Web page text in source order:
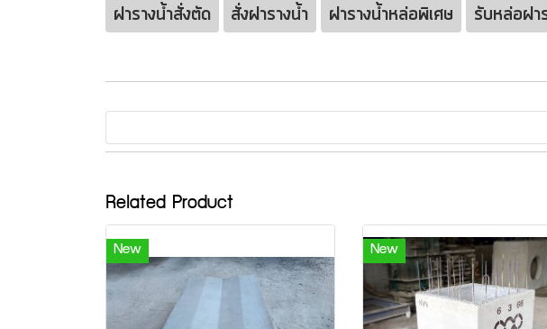
ฝารางน้ำสั่งตัด สั่งฝารางน้ำ ฝารางน้ำหล่อพิเศษ รับหล่อฝา
Related Product
New New